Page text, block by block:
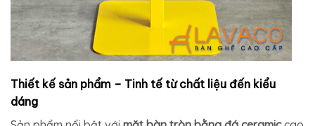
Thiết kế sản phẩm – Tinh tế từ chất liệu đến kiểu
dáng